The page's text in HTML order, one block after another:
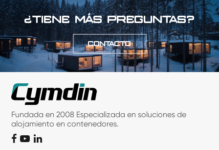
¿TIENE MÁS PREGUNTAS?
CONTACTO
Fundada en 2008 Especializada en soluciones de
alojamiento en contenedores.